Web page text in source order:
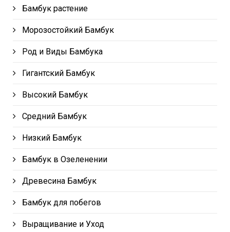
Бамбук растение
Морозостойкий Бамбук
Род и Виды Бамбука
Гигантский Бамбук
Высокий Бамбук
Средний Бамбук
Низкий Бамбук
Бамбук в Озеленении
Древесина Бамбук
Бамбук для побегов
Выращивание и Уход